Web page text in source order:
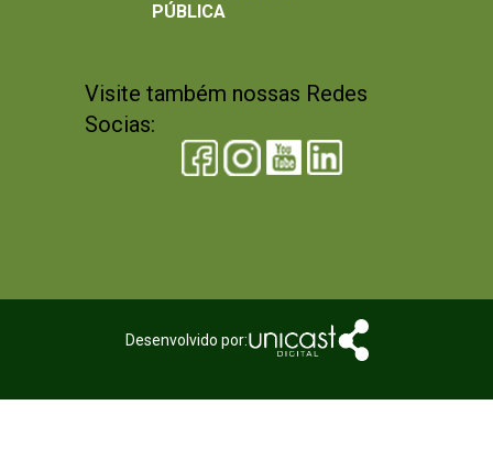
Visite também nossas Redes
Socias:
PÚBLICA
Desenvolvido por: